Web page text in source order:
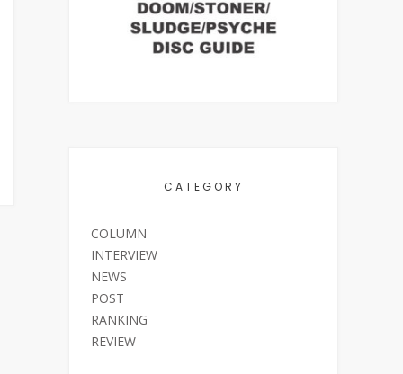
CATEGORY
COLUMN
INTERVIEW
NEWS
POST
RANKING
REVIEW